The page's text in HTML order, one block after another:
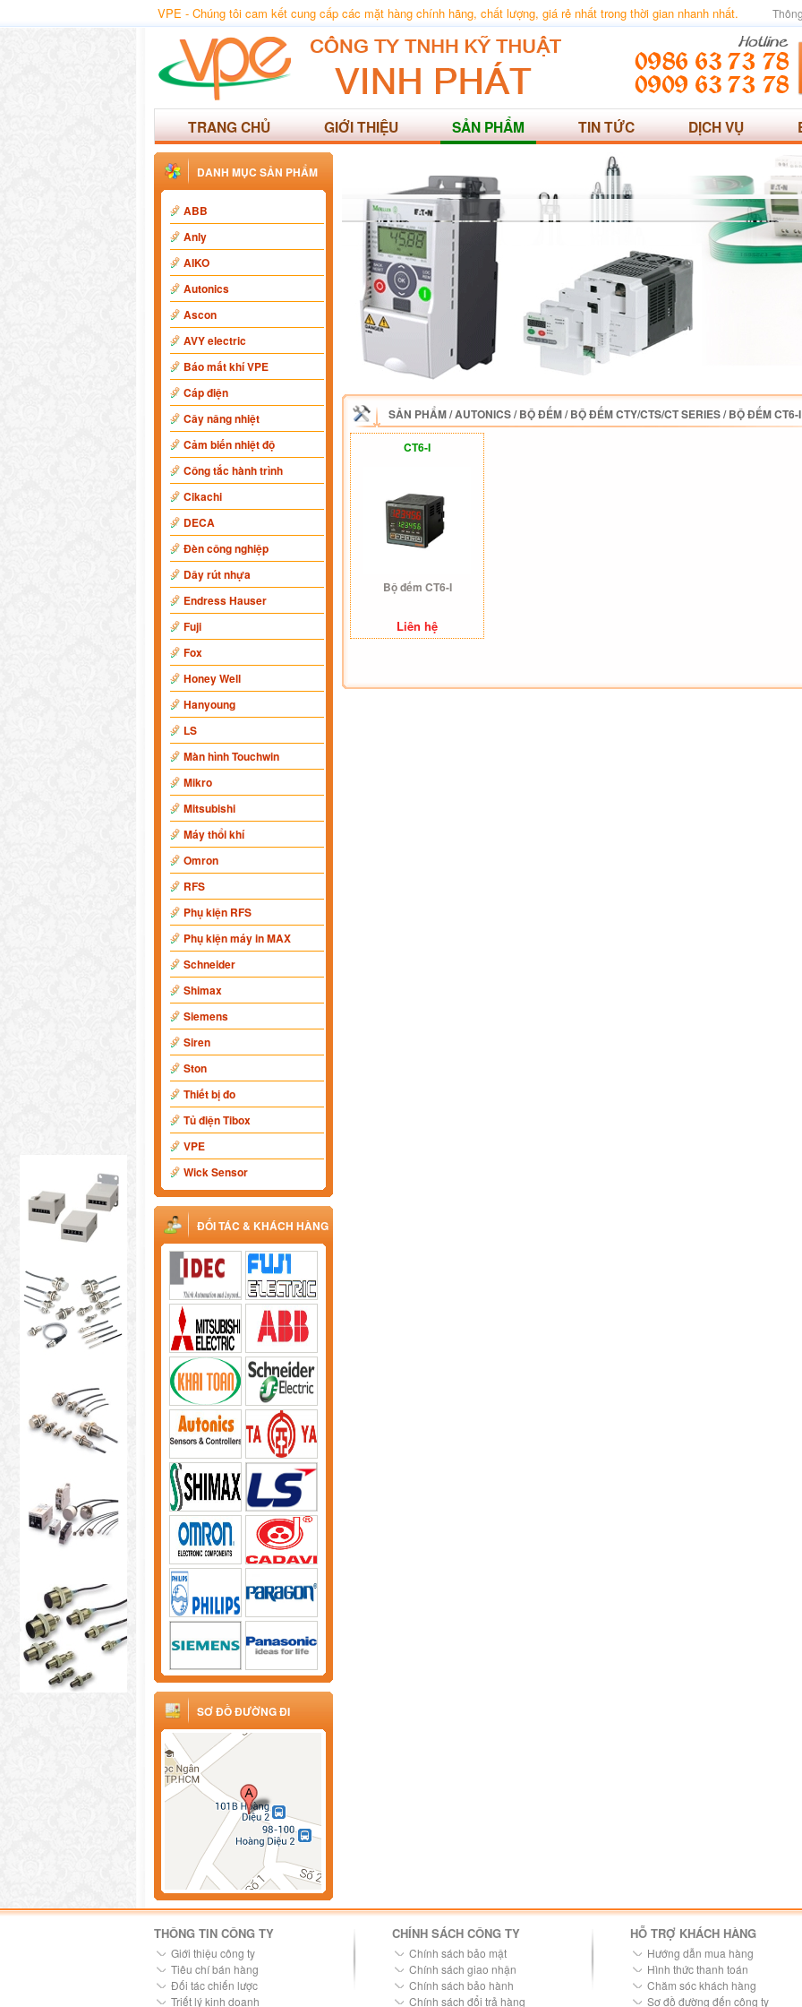
VPE - Chúng tôi cam kết cung cấp các mặt hàng chính hãng, chất lượng, giá rẻ nhất trong thời gian nhanh nhất.
TRANG CHỦ GIỚI THIỆU SẢN PHẨM TIN TỨC DỊCH VỤ
DANH MỤC SẢN PHẨM
ABB
Anly
AIKO
Autonics
Ascon
AVY electric
Báo mất khí VPE
Cáp điện
Cây nâng nhiệt
Cảm biến nhiệt độ
Công tắc hành trình
Cikachi
DECA
Đèn công nghiệp
Dây rút nhựa
Endress Hauser
Fuji
Fox
Honey Well
Hanyoung
LS
Màn hình Touchwin
Mikro
Mitsubishi
Máy thổi khí
Omron
RFS
Phụ kiện RFS
Phụ kiện máy in MAX
Schneider
Shimax
Siemens
Siren
Ston
Thiết bị đo
Tủ điện Tibox
VPE
Wick Sensor
ĐỐI TÁC & KHÁCH HÀNG
SƠ ĐỒ ĐƯỜNG ĐI
SẢN PHẨM/AUTONICS/BỘ ĐẾM/BỘ ĐẾM CTY/CTS/CT SERIES/BỘ ĐẾM CT6-I
CT6-I
Bộ đếm CT6-I
Liên hệ
THÔNG TIN CÔNG TY
Giới thiệu công ty
Tiêu chí bán hàng
Đối tác chiến lược
Triết lý kinh doanh
CHÍNH SÁCH CÔNG TY
Chính sách bảo mật
Chính sách giao nhận
Chính sách bảo hành
Chính sách đổi trả hàng
HỖ TRỢ KHÁCH HÀNG
Hướng dẫn mua hàng
Hình thức thanh toán
Chăm sóc khách hàng
Sơ đồ đường đến công ty